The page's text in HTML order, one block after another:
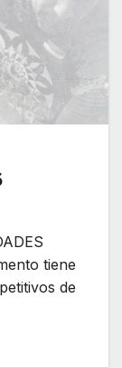
tiene
de